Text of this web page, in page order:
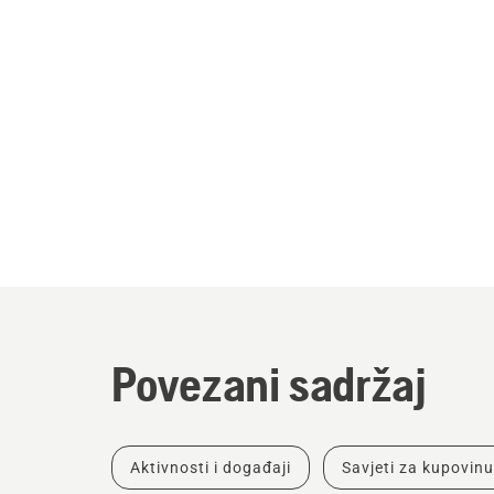
Povezani sadržaj
Aktivnosti i događaji Savjeti za kupovinu